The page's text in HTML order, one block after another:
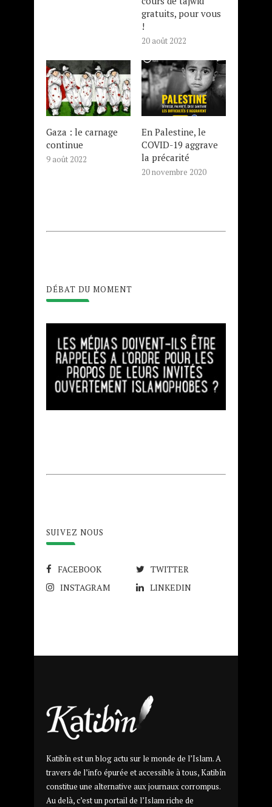
gratuits, pour vous
!
20 août 2022
Gaza : le carnage
continue
9 août 2022
En Palestine, le
COVID-19 aggrave
la précarité
20 novembre 2020
DÉBAT DU MOMENT
SUIVEZ NOUS
FACEBOOK
TWITTER
INSTAGRAM
LINKEDIN
Katibîn est un blog actu sur le monde de l’Islam. A
travers de l’info épurée et accessible à tous, Katibîn
constitue une alternative aux journaux corrompus.
Au delà, c’est un portail de l’Islam riche de